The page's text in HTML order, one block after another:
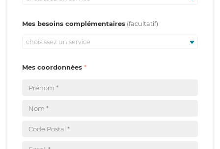
Mes besoins complémentaires
choisissez un service
Mes coordonnées